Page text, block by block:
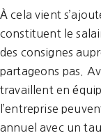
À cela vient
constituent le
des consignes
partageons pas.
travaillent en
l’entreprise
annuel avec un